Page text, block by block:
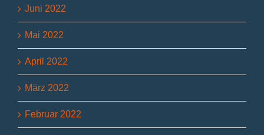
Juni 2022
Mai 2022
April 2022
März 2022
Februar 2022